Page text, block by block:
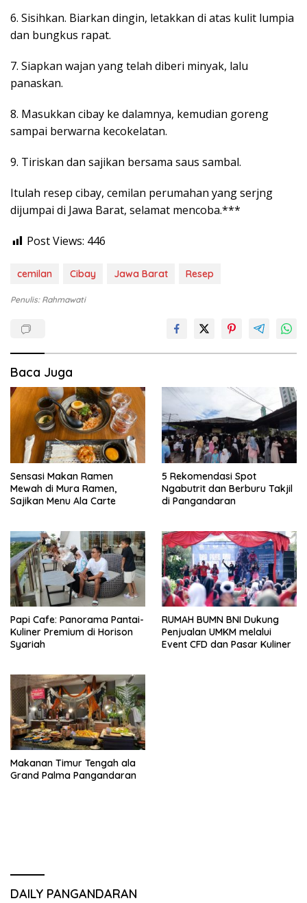
6. Sisihkan. Biarkan dingin, letakkan di atas kulit lumpia
dan bungkus rapat.
7. Siapkan wajan yang telah diberi minyak, lalu
panaskan.
8. Masukkan cibay ke dalamnya, kemudian goreng
sampai berwarna kecokelatan.
9. Tiriskan dan sajikan bersama saus sambal.
Itulah resep cibay, cemilan perumahan yang serjng
dijumpai di Jawa Barat, selamat mencoba.***
Post Views: 446
cemilan Cibay Jawa Barat Resep
Penulis: Rahmawati
Baca Juga
Sensasi Makan Ramen
Mewah di Mura Ramen,
Sajikan Menu Ala Carte
5 Rekomendasi Spot
Ngabutrit dan Berburu Takjil
di Pangandaran
Papi Cafe: Panorama Pantai-
Kuliner Premium di Horison
Syariah
RUMAH BUMN BNI Dukung
Penjualan UMKM melalui
Event CFD dan Pasar Kuliner
Makanan Timur Tengah ala
Grand Palma Pangandaran
DAILY PANGANDARAN